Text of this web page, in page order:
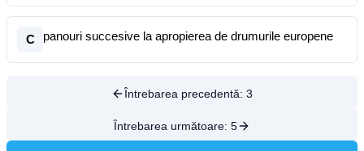
C panouri succesive la apropierea de drumurile europene
Întrebarea precedentă: 3
Întrebarea următoare: 5